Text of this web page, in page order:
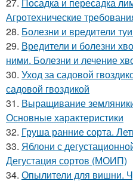
Агротехнические
28. Болезни и вредители
29. Вредители и болезни
ними. Болезни и лечение
30. Уход за садовой
садовой гвоздикой
31. Выращивание
Основные характеристики
32. Груша ранние сорта.
33. Яблони с
Дегустация сортов (МОИП)
34. Опылители для вишни.